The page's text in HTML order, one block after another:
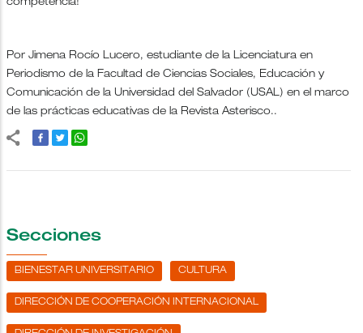
competencia!
Por Jimena Rocío Lucero, estudiante de la Licenciatura en
Periodismo de la Facultad de Ciencias Sociales, Educación y
Comunicación de la Universidad del Salvador (USAL) en el marco
de las prácticas educativas de la Revista Asterisco..
Secciones
BIENESTAR UNIVERSITARIO CULTURA
DIRECCIÓN DE COOPERACIÓN INTERNACIONAL